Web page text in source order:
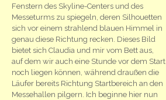
Fenstern des Skyline-Centers und des
Messeturms zu spiegeln, deren Silhouetten
sich vor einem strahlend blauen Himmel in
genau diese Richtung recken. Dieses Bild
bietet sich Claudia und mir vom Bett aus,
auf dem wir auch eine Stunde vor dem Start
noch liegen können, während draußen die
Läufer bereits Richtung Startbereich an den
Messehallen pilgern. Ich beginne hier nun